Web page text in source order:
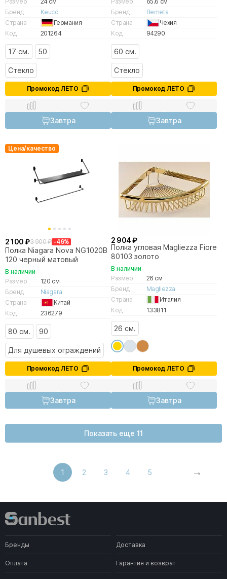
Бренд
Keuco
Страна
Германия
Код
201264
17 см. 50
Стекло
Промокод ЛЕТО
Завтра
Бренд
Bemeta
Страна
Чехия
Код
94290
60 см.
Стекло
Промокод ЛЕТО
Завтра
Цена/качество
2 100 ₽3 900 ₽ -46%
Полка Niagara Nova NG1020B
120 черный матовый
В наличии
Размер
120 см
Бренд
Niagara
Страна
Китай
Код
236279
80 см. 90
Для душевых ограждений
Промокод ЛЕТО
Завтра
2 904 ₽
Полка угловая Magliezza Fiore
80103 золото
В наличии
Размер
26 см
Бренд
Magliezza
Страна
Италия
Код
133811
26 см.
Промокод ЛЕТО
Завтра
Показать еще 11
1 2 3 4 5
Бренды Доставка
Оплата Гарантия и возврат